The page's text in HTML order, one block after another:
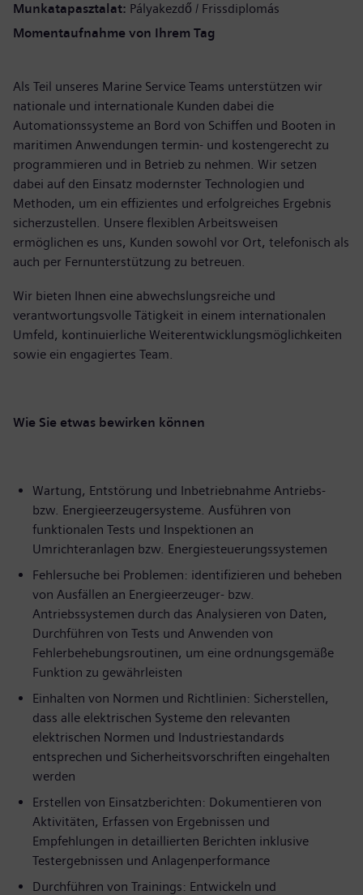
Munkatapasztalat Pályakezdő / Frissdiplomás
Momentaufnahme von Ihrem Tag
Als Teil unseres Marine Service Teams unterstützen wir
nationale und internationale Kunden dabei die
Automationssysteme an Bord von Schiffen und Booten in
maritimen Anwendungen termin- und kostengerecht zu
programmieren und in Betrieb zu nehmen. Wir setzen
dabei auf den Einsatz modernster Technologien und
Methoden, um ein effizientes und erfolgreiches Ergebnis
sicherzustellen. Unsere flexiblen Arbeitsweisen
ermöglichen es uns, Kunden sowohl vor Ort, telefonisch als
auch per Fernunterstützung zu betreuen.
Wir bieten Ihnen eine abwechslungsreiche und
verantwortungsvolle Tätigkeit in einem internationalen
Umfeld, kontinuierliche Weiterentwicklungsmöglichkeiten
sowie ein engagiertes Team.
Wie Sie etwas bewirken können
Wartung, Entstörung und Inbetriebnahme Antriebs-
bzw. Energieerzeugersysteme. Ausführen von
funktionalen Tests und Inspektionen an
Umrichteranlagen bzw. Energiesteuerungssystemen
Fehlersuche bei Problemen: identifizieren und beheben
von Ausfällen an Energieerzeuger- bzw.
Antriebssystemen durch das Analysieren von Daten,
Durchführen von Tests und Anwenden von
Fehlerbehebungsroutinen, um eine ordnungsgemäße
Funktion zu gewährleisten
Einhalten von Normen und Richtlinien: Sicherstellen,
dass alle elektrischen Systeme den relevanten
elektrischen Normen und Industriestandards
entsprechen und Sicherheitsvorschriften eingehalten
werden
Erstellen von Einsatzberichten: Dokumentieren von
Aktivitäten, Erfassen von Ergebnissen und
Empfehlungen in detaillierten Berichten inklusive
Testergebnissen und Anlagenperformance
Durchführen von Trainings: Entwickeln und